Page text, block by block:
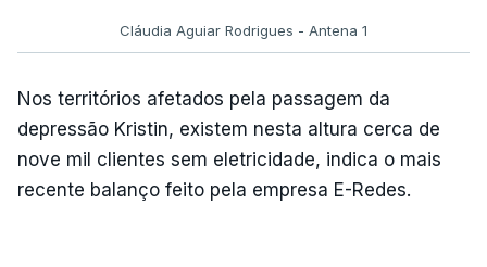
Cláudia Aguiar Rodrigues - Antena 1
Nos territórios afetados pela passagem da
depressão Kristin, existem nesta altura cerca de
nove mil clientes sem eletricidade, indica o mais
recente balanço feito pela empresa E-Redes.